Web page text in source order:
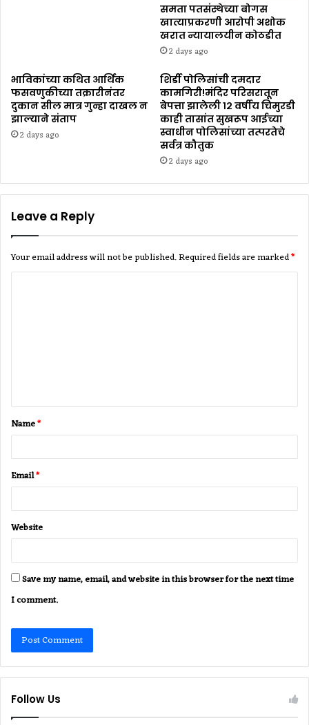
समता पतसंस्थेच्या बोगस
खात्याप्रकरणी आरोपी अशोक
खरात न्यायालयीन कोठडीत
2 days ago
भाविकांच्या कथित आर्थिक
फसवणुकीच्या तक्रारीनंतर
दुकान सील मात्र गुन्हा दाखल न
झाल्याने संताप
2 days ago
शिर्डी पोलिसांची दमदार
कामगिरी!मंदिर परिसरातून
बेपत्ता झालेली १२ वर्षीय चिमुरडी
काही तासांत सुखरूप आईच्या
स्वाधीन पोलिसांच्या तत्परतेचे
सर्वत्र कौतुक
2 days ago
Leave a Reply
Your email address will not be published.Required fields are marked*
t
*
Name*
Email*
Website
Save my name, email, and website in this browser for the next time
I comment.
Follow Us